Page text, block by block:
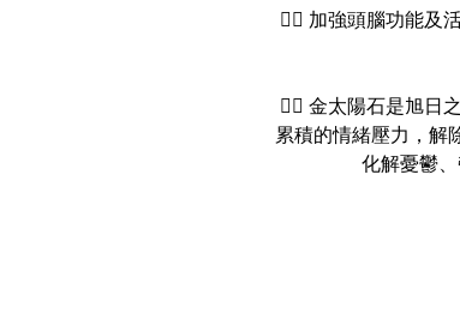
👉🏻 加強頭腦功能
👉🏻 金太陽石是旭
累積的情緒壓力，解
化解憂鬱